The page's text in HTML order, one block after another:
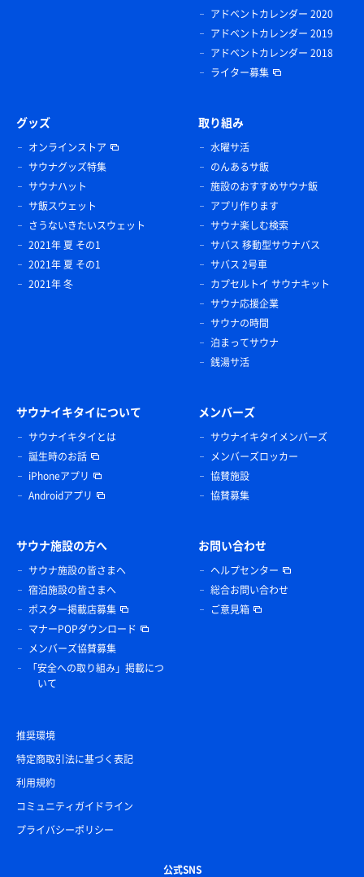
アドベントカレンダー 2020
アドベントカレンダー 2019
アドベントカレンダー 2018
ライター募集
グッズ
オンラインストア
サウナグッズ特集
サウナハット
サ飯スウェット
さうないきたいスウェット
2021年 夏 その1
2021年 夏 その1
2021年 冬
取り組み
水曜サ活
のんあるサ飯
施設のおすすめサウナ飯
アプリ作ります
サウナ楽しむ検索
サバス 移動型サウナバス
サバス 2号車
カプセルトイ サウナキット
サウナ応援企業
サウナの時間
泊まってサウナ
銭湯サ活
サウナイキタイについて
サウナイキタイとは
誕生時のお話
iPhoneアプリ
Androidアプリ
メンバーズ
サウナイキタイメンバーズ
メンバーズロッカー
協賛施設
協賛募集
サウナ施設の方へ
サウナ施設の皆さまへ
宿泊施設の皆さまへ
ポスター掲載店募集
マナーPOPダウンロード
メンバーズ協賛募集
「安全への取り組み」掲載につ
いて
お問い合わせ
ヘルプセンター
総合お問い合わせ
ご意見箱
推奨環境
特定商取引法に基づく表記
利用規約
コミュニティガイドライン
プライバシーポリシー
公式SNS